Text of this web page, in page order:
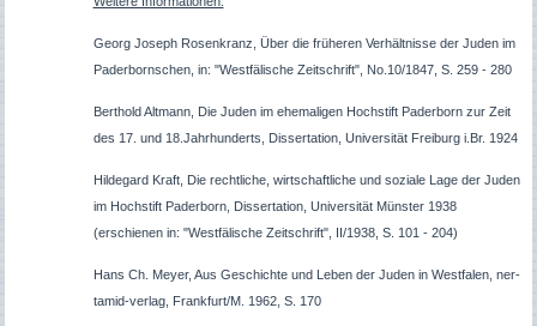
Georg Joseph Rosenkranz, Über die früheren Verhältnisse der Juden im
Paderbornschen, in: "Westfälische Zeitschrift", No.10/1847, S. 259 - 280
Berthold Altmann, Die Juden im ehemaligen Hochstift Paderborn zur Zeit
des 17. und 18.Jahrhunderts, Dissertation, Universität Freiburg i.Br. 1924
Hildegard Kraft, Die rechtliche, wirtschaftliche und soziale Lage der Juden
im Hochstift Paderborn, Dissertation, Universität Münster 1938
(erschienen in: "Westfälische Zeitschrift", II/1938, S. 101 - 204)
Hans Ch. Meyer, Aus Geschichte und Leben der Juden in Westfalen, ner-
tamid-verlag, Frankfurt/M. 1962, S. 170